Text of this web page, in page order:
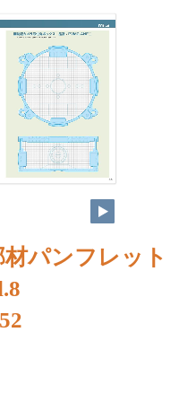
パンフレット